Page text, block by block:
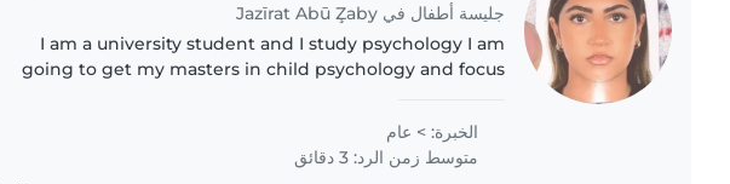
جليسة أطفال في Jazīrat Abū Z̧aby
I am a university student and I study psychology I am
going to get my masters in child psychology and focus
have two younger..
الخبرة: > عام
متوسط زمن الرد: 3 دقائق